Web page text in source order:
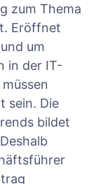
zum Thema
Eröffnet
um
in der IT-
sein. Die
bildet